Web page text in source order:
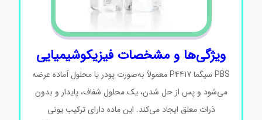
ویژگی‌ها و مشخصات فیزیکوشیمیایی
PBS سیگما P4417 معمولاً به‌صورت پودر یا محلول آماده عرضه
می‌شود و پس از حل شدن، یک محلول شفاف، پایدار و بدون
ذرات معلق ایجاد می‌کند. این ماده دارای ترکیب یونی